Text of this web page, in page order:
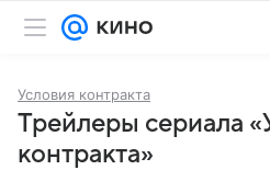
Условия контракта
Трейлеры сериала
контракта»